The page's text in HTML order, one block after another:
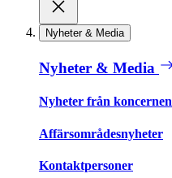
Nyheter & Media
Nyheter & Media
Nyheter från koncernen
Affärsområdesnyheter
Kontaktpersoner